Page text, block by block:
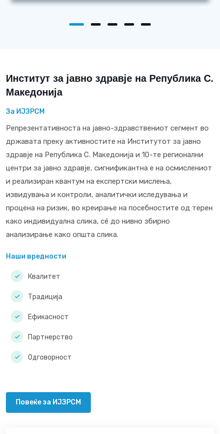
Институт за јавно здравје на Република С.
Македонија
За ИЈЗРСМ
Репрезентативноста на јавно-здравствениот сегмент во
државата преку активностите на Институтот за јавно
здравје на Република С. Македонија и 10-те регионални
центри за јавно здравје, сигнификантна е на осмислениот
и реализиран квантум на експертски мислења,
извидувања и контроли, аналитички иследувања и
процена на ризик, во креирање на посебностите од терен
како индивидуална слика, сé до нивно збирно
анализирање како општа слика.
Наши вредности
Квалитет
Традиција
Ефикасност
Партнерство
Одговорност
Повеќе за ИЈЗРСМ